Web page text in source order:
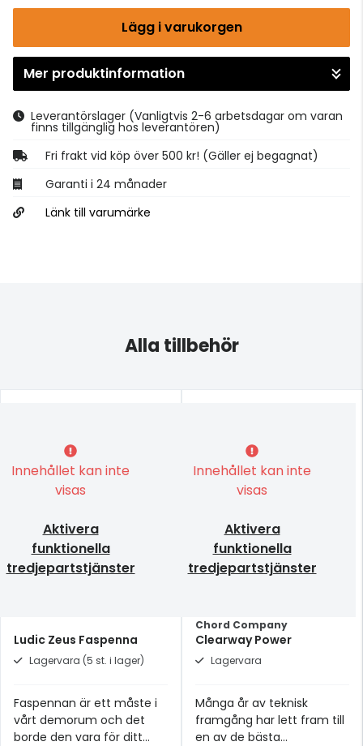
Lägg i varukorgen
Gå till kassan
Mer produktinformation
Leverantörslager (Vanligtvis 2-6 arbetsdagar om varan
finns tillgänglig hos leverantören)
Fri frakt vid köp över 500 kr! (Gäller ej begagnat)
Garanti i 24 månader
Länk till varumärke
Alla tillbehör
Innehållet kan inte
visas
Aktivera
funktionella
tredjepartstjänster
Ludic Zeus Faspenna
Lagervara (5 st. i lager)
Faspennan är ett måste i
vårt demorum och det
borde den vara för ditt
Innehållet kan inte
visas
Aktivera
funktionella
tredjepartstjänster
Chord Company
Clearway Power
Lagervara
Många år av teknisk
framgång har lett fram till
en av de bästa